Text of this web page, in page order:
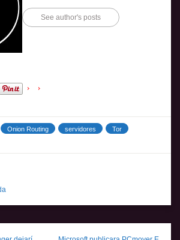
See author's posts
Onion Routing servidores
Tor